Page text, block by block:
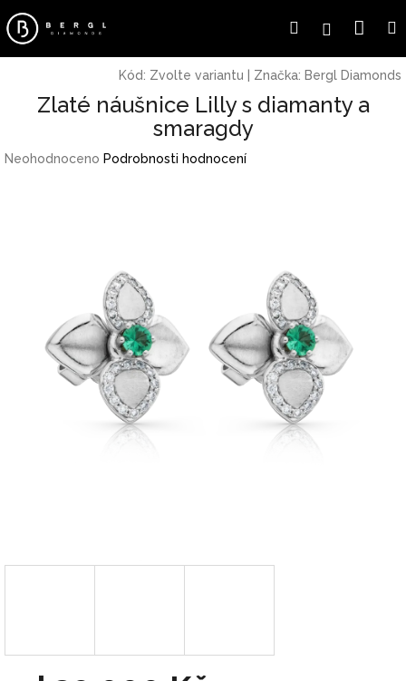
na
obsah
HledatPřihlášení
Kód: Zvolte variantu Značka: Bergl Diamonds
Zlaté náušnice Lilly s diamanty a
smaragdy
Průměrné
Neohodnoceno Podrobnosti hodnocení